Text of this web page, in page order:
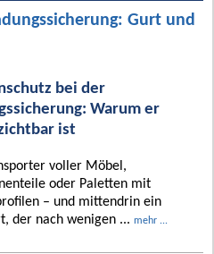
Gurt und
bei der
Warum er
ist
voller Möbel,
oder Paletten mit
– und mittendrin ein
der nach wenigen ... mehr ...